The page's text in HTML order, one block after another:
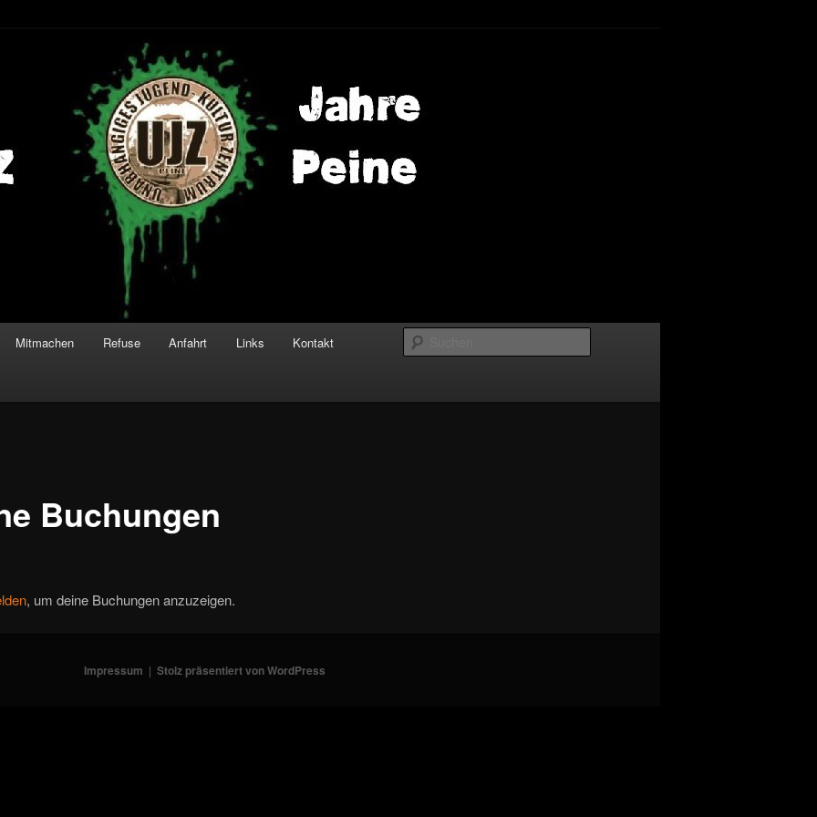
Mitmachen Refuse Anfahrt Links Kontakt
Buchungen
, um deine Buchungen anzuzeigen.
Impressum Stolz präsentiert von WordPress